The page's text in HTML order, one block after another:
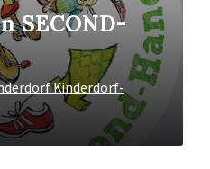
SECOND-
Kinderdorf-